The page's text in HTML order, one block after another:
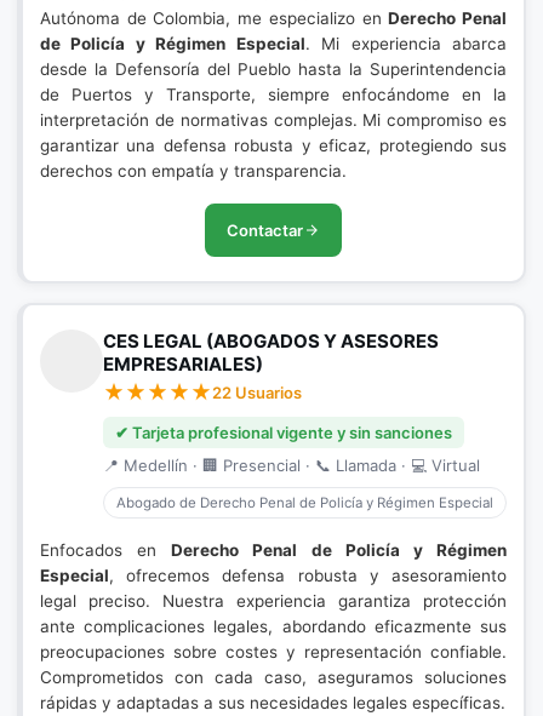
Autónoma de Colombia, me especializo enDerecho Penal
de Policía y Régimen Especial. Mi experiencia abarca
desde la Defensoría del Pueblo hasta la Superintendencia
de Puertos y Transporte, siempre enfocándome en la
interpretación de normativas complejas. Mi compromiso es
garantizar una defensa robusta y eficaz, protegiendo sus
derechos con empatía y transparencia.
Contactar
CES LEGAL (ABOGADOS Y ASESORES
EMPRESARIALES)
22 Usuarios
✔ Tarjeta profesional vigente y sin sanciones
📍 Medellín · 🏢 Presencial · 📞 Llamada · 💻 Virtual
Abogado de Derecho Penal de Policía y Régimen Especial
Enfocados enDerecho Penal de Policía y Régimen
Especial, ofrecemos defensa robusta y asesoramiento
legal preciso. Nuestra experiencia garantiza protección
ante complicaciones legales, abordando eficazmente sus
preocupaciones sobre costes y representación confiable.
Comprometidos con cada caso, aseguramos soluciones
rápidas y adaptadas a sus necesidades legales específicas.